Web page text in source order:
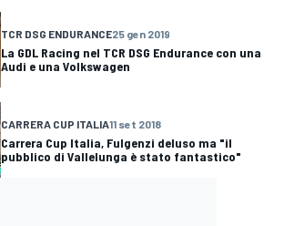
TCR DSG ENDURANCE25 gen 2019
La GDL Racing nel TCR DSG Endurance con una
Audi e una Volkswagen
CARRERA CUP ITALIA11 set 2018
Carrera Cup Italia, Fulgenzi deluso ma "il
pubblico di Vallelunga è stato fantastico"